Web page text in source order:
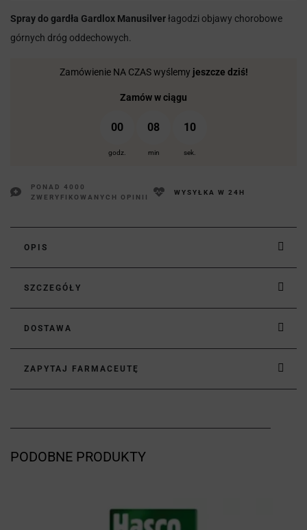
Spray do gardła Gardlox Manusilverłagodzi objawy chorobowe
górnych dróg oddechowych.
Zamówienie NA CZAS wyślemy jeszcze dziś!
Zamów w ciągu
00 08 09
godz. min sek.
PONAD 4000
ZWERYFIKOWANYCH OPINII
WYSYŁKA W 24H
OPIS
SZCZEGÓŁY
DOSTAWA
ZAPYTAJ FARMACEUTĘ
PODOBNE PRODUKTY